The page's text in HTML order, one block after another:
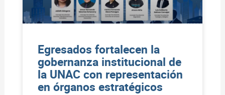
Egresados fortalecen la
gobernanza institucional de
la UNAC con representación
en órganos estratégicos